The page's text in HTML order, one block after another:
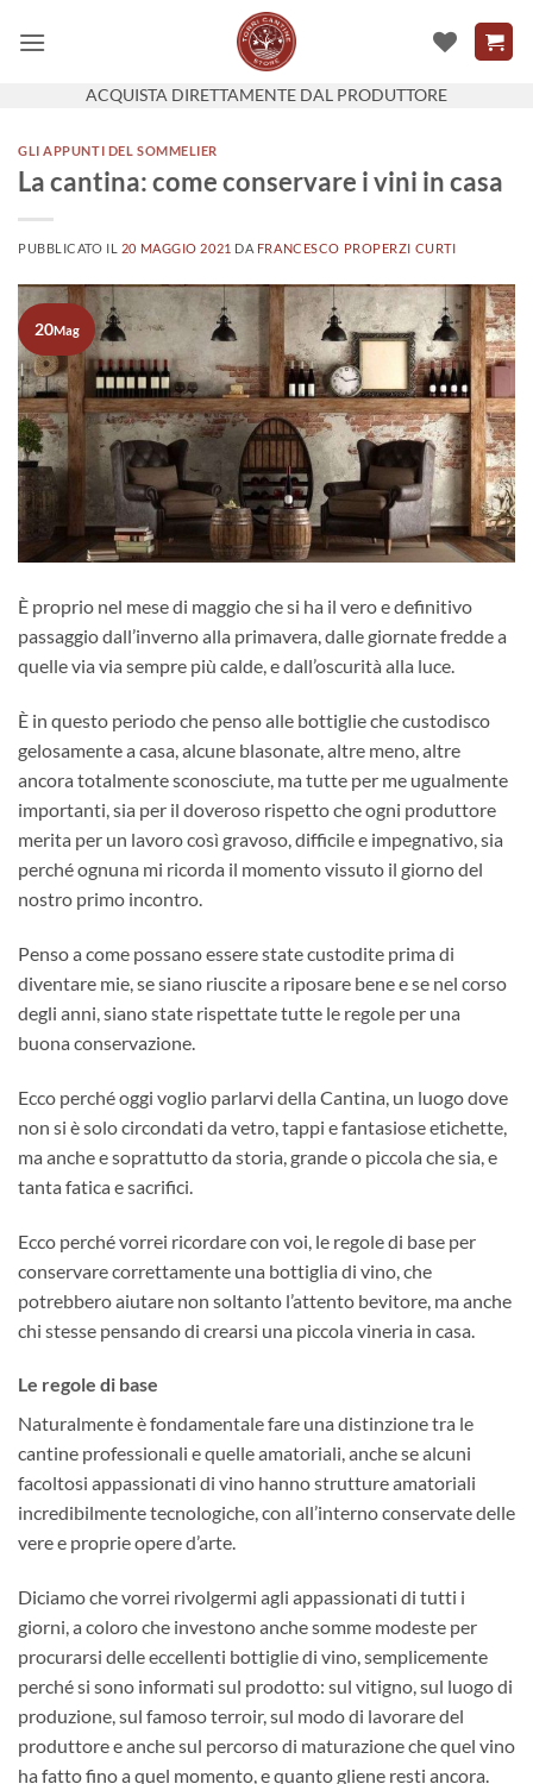
ACQUISTA DIRETTAMENTE DAL PRODUTTORE
GLI APPUNTI DEL SOMMELIER
La cantina: come conservare i vini in casa
PUBBLICATO IL 20 MAGGIO 2021 DA FRANCESCO PROPERZI CURTI
20Mag
È proprio nel mese di maggio che si ha il vero e definitivo
passaggio dall’inverno alla primavera, dalle giornate fredde a
quelle via via sempre più calde, e dall’oscurità alla luce.
È in questo periodo che penso alle bottiglie che custodisco
gelosamente a casa, alcune blasonate, altre meno, altre
ancora totalmente sconosciute, ma tutte per me ugualmente
importanti, sia per il doveroso rispetto che ogni produttore
merita per un lavoro così gravoso, difficile e impegnativo, sia
perché ognuna mi ricorda il momento vissuto il giorno del
nostro primo incontro.
Penso a come possano essere state custodite prima di
diventare mie, se siano riuscite a riposare bene e se nel corso
degli anni, siano state rispettate tutte le regole per una
buona conservazione.
Ecco perché oggi voglio parlarvi della Cantina, un luogo dove
non si è solo circondati da vetro, tappi e fantasiose etichette,
ma anche e soprattutto da storia, grande o piccola che sia, e
tanta fatica e sacrifici.
Ecco perché vorrei ricordare con voi, le regole di base per
conservare correttamente una bottiglia di vino, che
potrebbero aiutare non soltanto l’attento bevitore, ma anche
chi stesse pensando di crearsi una piccola vineria in casa.
Le regole di base
Naturalmente è fondamentale fare una distinzione tra le
cantine professionali e quelle amatoriali, anche se alcuni
facoltosi appassionati di vino hanno strutture amatoriali
incredibilmente tecnologiche, con all’interno conservate delle
vere e proprie opere d’arte.
Diciamo che vorrei rivolgermi agli appassionati di tutti i
giorni, a coloro che investono anche somme modeste per
procurarsi delle eccellenti bottiglie di vino, semplicemente
perché si sono informati sul prodotto: sul vitigno, sul luogo di
produzione, sul famoso terroir, sul modo di lavorare del
produttore e anche sul percorso di maturazione che quel vino
ha fatto fino a quel momento, e quanto gliene resti ancora.